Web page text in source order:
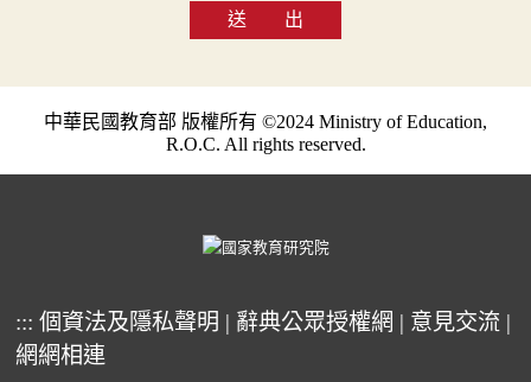
送 出
中華民國教育部 版權所有 ©2024 Ministry of Education,
R.O.C. All rights reserved.
::: 個資法及隱私聲明 | 辭典公眾授權網 | 意見交流 |
網網相連